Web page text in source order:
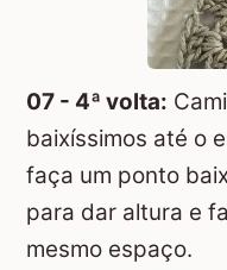
07 - 4ª volta:
baixíssimos até o
faça um ponto
para dar altura e
mesmo espaço.